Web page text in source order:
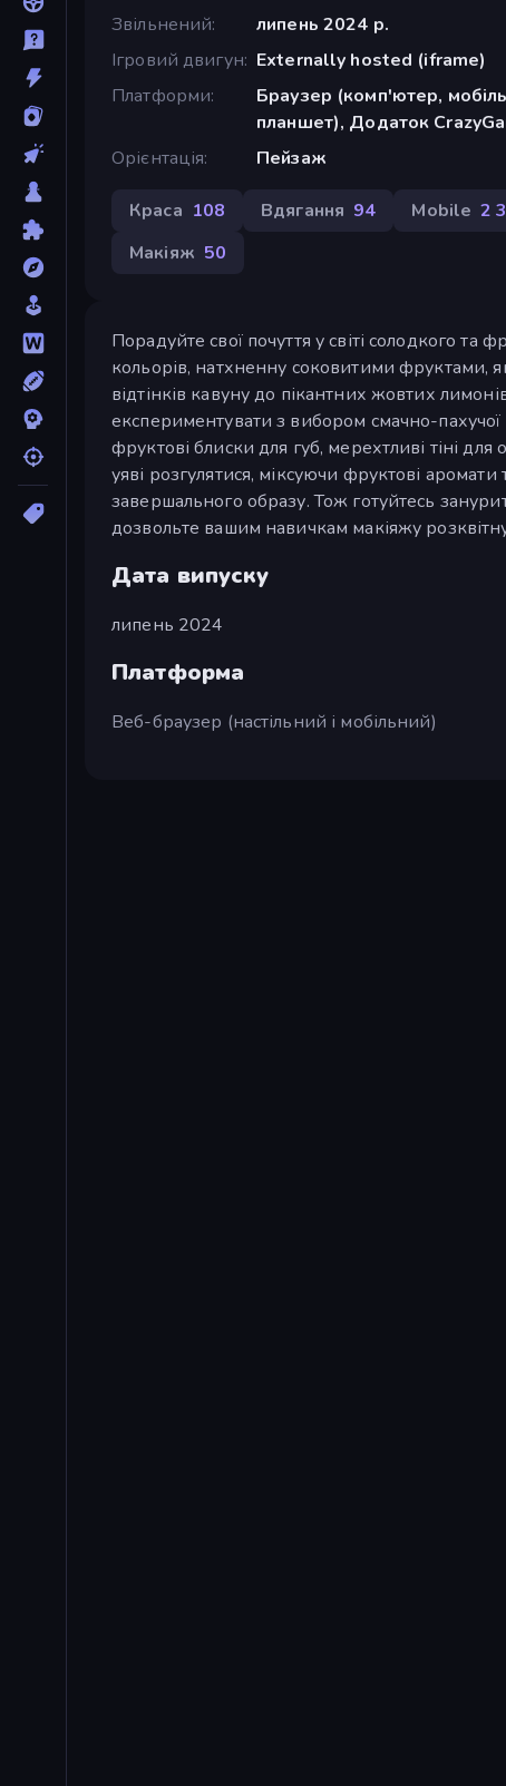
Звільнений
липень 2024 р.
Ігровий двигун Externally hosted (iframe)
Платформи
Браузер (комп'ютер,
планшет), Додаток
Орієнтація
Пейзаж
Краса 108 Вдягання 94 Mobile 2
Макіяж 50
Порадуйте свої почуття у світі солодкого та
кольорів, натхненну соковитими фруктами,
відтінків кавуну до пікантних жовтих
експериментувати з вибором смачно-
фруктові блиски для губ, мерехтливі тіні
уяві розгулятися, міксуючи фруктові
завершального образу. Тож готуйтесь
дозвольте вашим навичкам макіяжу
Дата випуску
липень 2024
Платформа
Веб-браузер (настільний і мобільний)